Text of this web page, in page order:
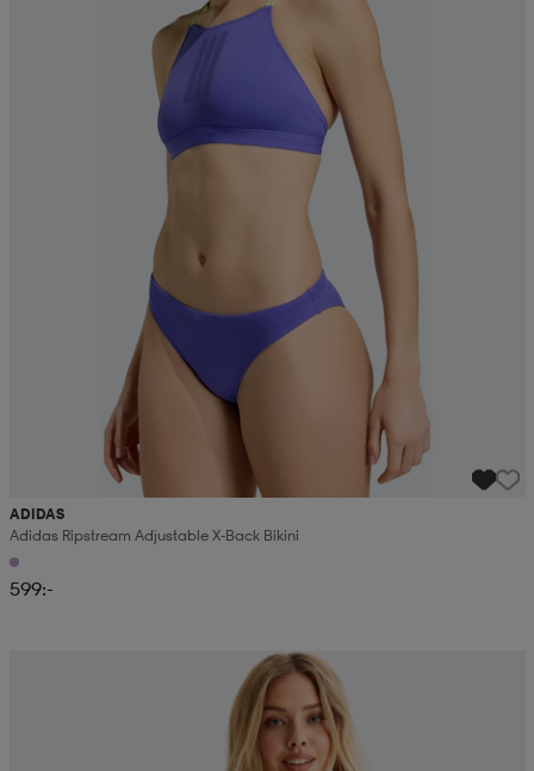
ADIDAS
Adidas Ripstream Adjustable X-Back Bikini
599:-